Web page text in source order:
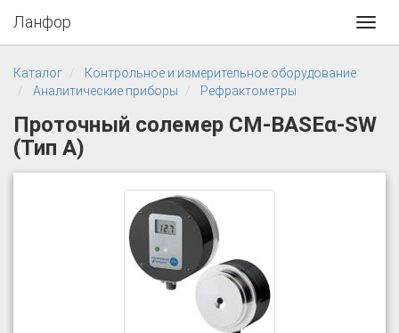
Ланфор
Каталог
Контрольное и измерительное оборудование
Аналитические приборы
Рефрактометры
Проточный солемер CM-BASEα-SW
(Тип А)